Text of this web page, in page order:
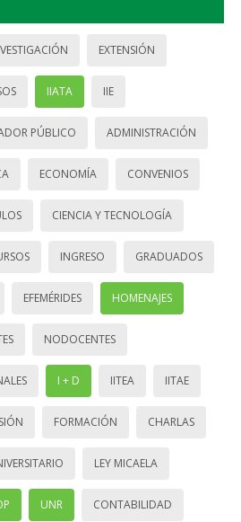
EXTENSIÓN
IIATA IIE
PÚBLICO ADMINISTRACIÓN
ECONOMÍA CONVENIOS
CIENCIA Y TECNOLOGÍA
INGRESO GRADUADOS
EFEMÉRIDES HOMENAJES
NODOCENTES
I + D IITEA IITAE
FORMACIÓN CHARLAS
LEY MICAELA
UNR CONTABILIDAD